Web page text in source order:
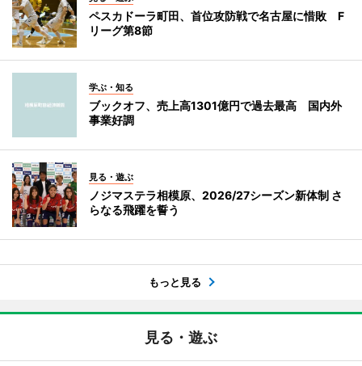
ペスカドーラ町田、首位攻防戦で名古屋に惜敗 F
リーグ第8節
学ぶ・知る
ブックオフ、売上高1301億円で過去最高 国内外
事業好調
見る・遊ぶ
ノジマステラ相模原、2026/27シーズン新体制 さ
らなる飛躍を誓う
もっと見る
見る・遊ぶ